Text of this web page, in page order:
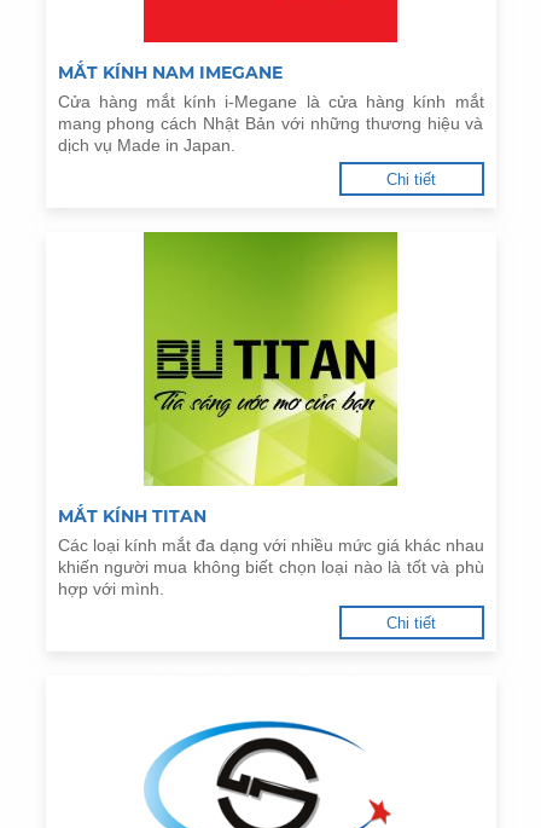
MẮT KÍNH NAM IMEGANE
Cửa hàng mắt kính i-Megane là cửa hàng kính mắt
mang phong cách Nhật Bản với những thương hiệu và
dịch vụ Made in Japan.
Chi tiết
MẮT KÍNH TITAN
Các loại kính mắt đa dạng với nhiều mức giá khác nhau
khiến người mua không biết chọn loại nào là tốt và phù
hợp với mình.
Chi tiết